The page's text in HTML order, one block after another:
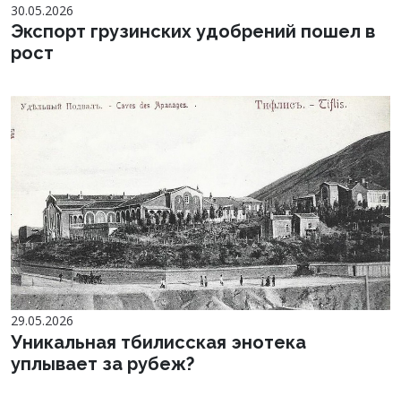
30.05.2026
Экспорт грузинских удобрений пошел в
рост
29.05.2026
Уникальная тбилисская энотека
уплывает за рубеж?